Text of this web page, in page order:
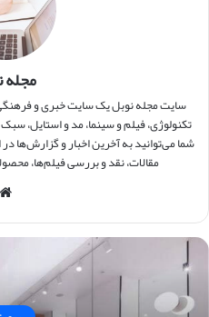
مجله
سایت مجله نوبل یک سایت خبری و
تکنولوژی، فیلم و سینما، مد و استایل،
شما می‌توانید به آخرین اخبار و گزارش‌ها
مقالات، نقد و بررسی فیلم‌ها،